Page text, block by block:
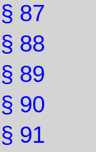
§ 87
§ 88
§ 89
§ 90
§ 91